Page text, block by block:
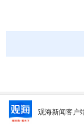
观海新闻客户
来说两句吧...